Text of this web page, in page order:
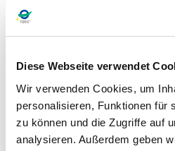
Diese Webseite verwendet
Wir verwenden Cookies, um
personalisieren, Funktionen für
zu können und die Zugriffe auf
analysieren. Außerdem geben